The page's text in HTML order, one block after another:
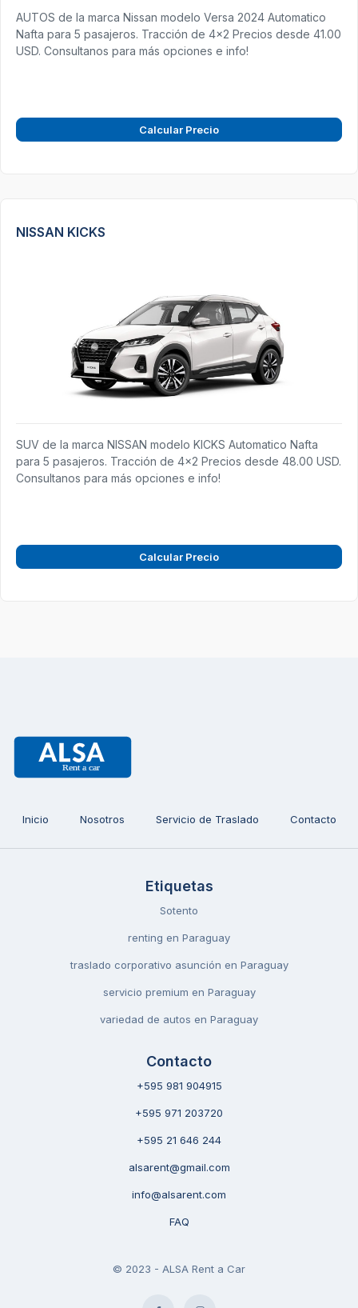
AUTOS de la marca Nissan modelo Versa 2024 Automatico
Nafta para 5 pasajeros. Tracción de 4x2 Precios desde 41.00
USD. Consultanos para más opciones e info!
Calcular Precio
NISSAN KICKS
SUV de la marca NISSAN modelo KICKS Automatico Nafta
para 5 pasajeros. Tracción de 4x2 Precios desde 48.00 USD.
Consultanos para más opciones e info!
Calcular Precio
Inicio Nosotros Servicio de Traslado Contacto
Etiquetas
Sotento
renting en Paraguay
traslado corporativo asunción en Paraguay
servicio premium en Paraguay
variedad de autos en Paraguay
Contacto
+595 981 904915
+595 971 203720
+595 21 646 244
alsarent@gmail.com
info@alsarent.com
FAQ
© 2023 - ALSA Rent a Car